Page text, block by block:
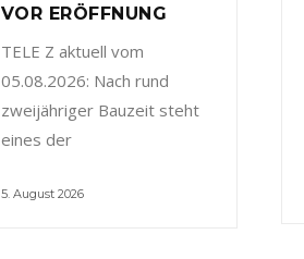
VOR ERÖFFNUNG
TELE Z aktuell vom
05.08.2026: Nach rund
zweijähriger Bauzeit steht
eines der
5. August 2026